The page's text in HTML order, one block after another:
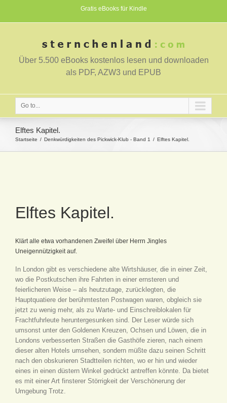
Gratis eBooks für Kindle
Über 5.500 eBooks kostenlos lesen und downloaden
als PDF, AZW3 und EPUB
Go to...
Elftes Kapitel.
Startseite Denkwürdigkeiten des Pickwick-Klub - Band 1 Elftes Kapitel.
Elftes Kapitel.
Klärt alle etwa vorhandenen Zweifel über Herrn Jingles
Uneigennützigkeit auf.
In London gibt es verschiedene alte Wirtshäuser, die in einer Zeit,
wo die Postkutschen ihre Fahrten in einer ernsteren und
feierlicheren Weise – als heutzutage, zurücklegten, die
Hauptquatiere der berühmtesten Postwagen waren, obgleich sie
jetzt zu wenig mehr, als zu Warte- und Einschreiblokalen für
Frachtfuhrleute heruntergesunken sind. Der Leser würde sich
umsonst unter den Goldenen Kreuzen, Ochsen und Löwen, die in
Londons verbesserten Straßen die Gasthöfe zieren, nach einem
dieser alten Hotels umsehen, sondern müßte dazu seinen Schritt
nach den obskurieren Stadtteilen richten, wo er hin und wieder
eines in einen düstern Winkel gedrückt antreffen könnte. Da bietet
es mit einer Art finsterer Störrigkeit der Verschönerung der
Umgebung Trotz.